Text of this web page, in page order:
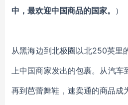
中，最欢迎中国商品的国家。 ）
从黑海边到北极圈以北250英里
上中国商家发出的包裹。从汽车
再到芭蕾舞鞋，速卖通的商品成